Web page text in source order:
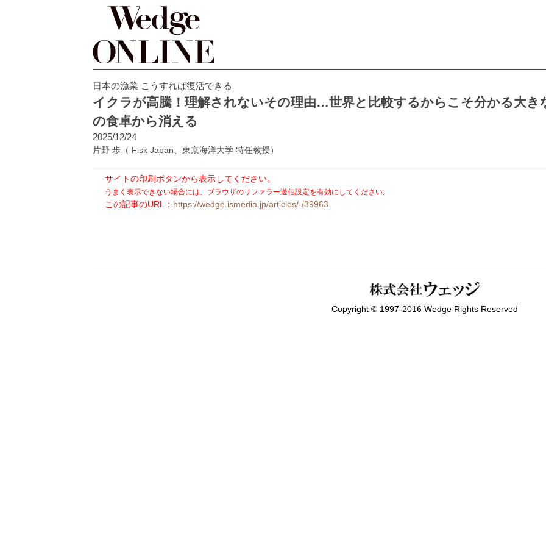
日本の漁業 こうすれば復活できる
イクラが高騰！理解されないその理由…世界と比較するからこそ分かる大き
の食卓から消える
2025/12/24
片野 歩 （ Fisk Japan、東京海洋大学 特任教授）
サイトの印刷ボタンから表示してください。
うまく表示できない場合には、ブラウザのリファラー送信設定を有効にしてください。
この記事のURL： https://wedge.ismedia.jp/articles/-/39963
Copyright © 1997-2016 Wedge Rights Reserved